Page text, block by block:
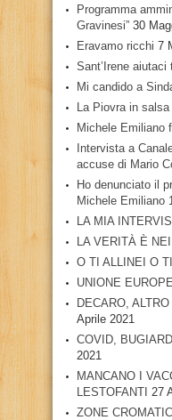
Programma
Gravinesi” 30
Eravamo ricchi 7
Sant’Irene aiutaci
Mi candido a
La Piovra in
Michele Emiliano
Intervista a
accuse di Mario
Ho denunciato il
Michele Emiliano
LA MIA
LA VERITÀ È
O TI ALLINEI O
UNIONE
DECARO,
Aprile 2021
COVID,
2021
MANCANO I
LESTOFANTI 27
ZONE